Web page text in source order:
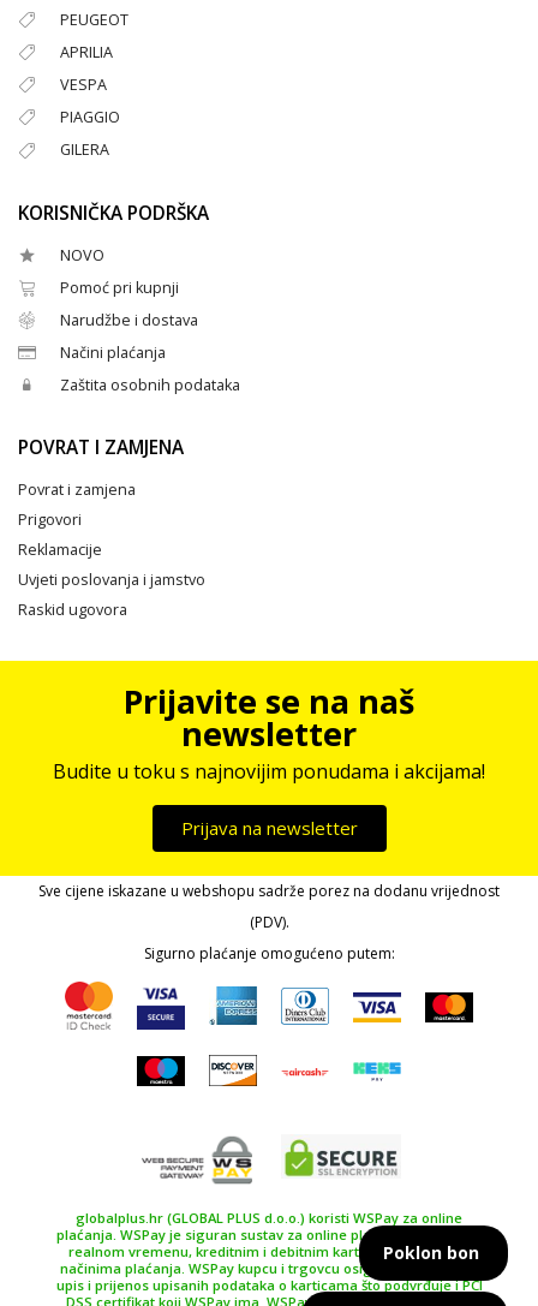
PEUGEOT
APRILIA
VESPA
PIAGGIO
GILERA
KORISNIČKA PODRŠKA
NOVO
Pomoć pri kupnji
Narudžbe i dostava
Načini plaćanja
Zaštita osobnih podataka
POVRAT I ZAMJENA
Povrat i zamjena
Prigovori
Reklamacije
Uvjeti poslovanja i jamstvo
Raskid ugovora
Prijavite se na naš
newsletter
Budite u toku s najnovijim ponudama i akcijama!
Prijava na newsletter
Sve cijene iskazane u webshopu sadrže porez na dodanu vrijednost
(PDV).
Sigurno plaćanje omogućeno putem:
globalplus.hr (GLOBAL PLUS d.o.o.) koristi WSPay za online
plaćanja. WSPay je siguran sustav za online plaćanje, plaćanje u
realnom vremenu, kreditnim i debitnim karticama te drugim
načinima plaćanja. WSPay kupcu i trgovcu osiguravaju siguran
upis i prijenos upisanih podataka o karticama što podvrđuje i PCI
DSS certifikat koji WSPay ima. WSPay koristi SSL certifikat 256
Poklon bon